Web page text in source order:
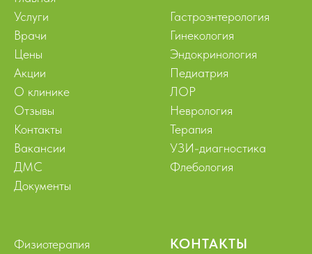
Услуги
Врачи
Цены
Акции
О клинике
Отзывы
Контакты
Вакансии
ДМС
Документы
Гастроэнтерология
Гинекология
Эндокринология
Педиатрия
ЛОР
Неврология
Терапия
УЗИ-диагностика
Флебология
Физиотерапия
КОНТАКТЫ